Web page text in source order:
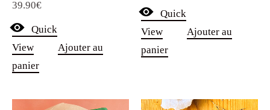
5.00
39.90€
Quick
View
Ajouter au
panier
initial
était : est :
Quick
View
Ajouter au
panier